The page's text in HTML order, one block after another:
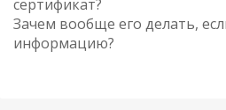
сертификат?
Зачем вообще его делать,
информацию?